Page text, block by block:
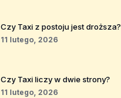
Czy Taxi z postoju jest droższa?
11 lutego, 2026
Czy Taxi liczy w dwie strony?
11 lutego, 2026